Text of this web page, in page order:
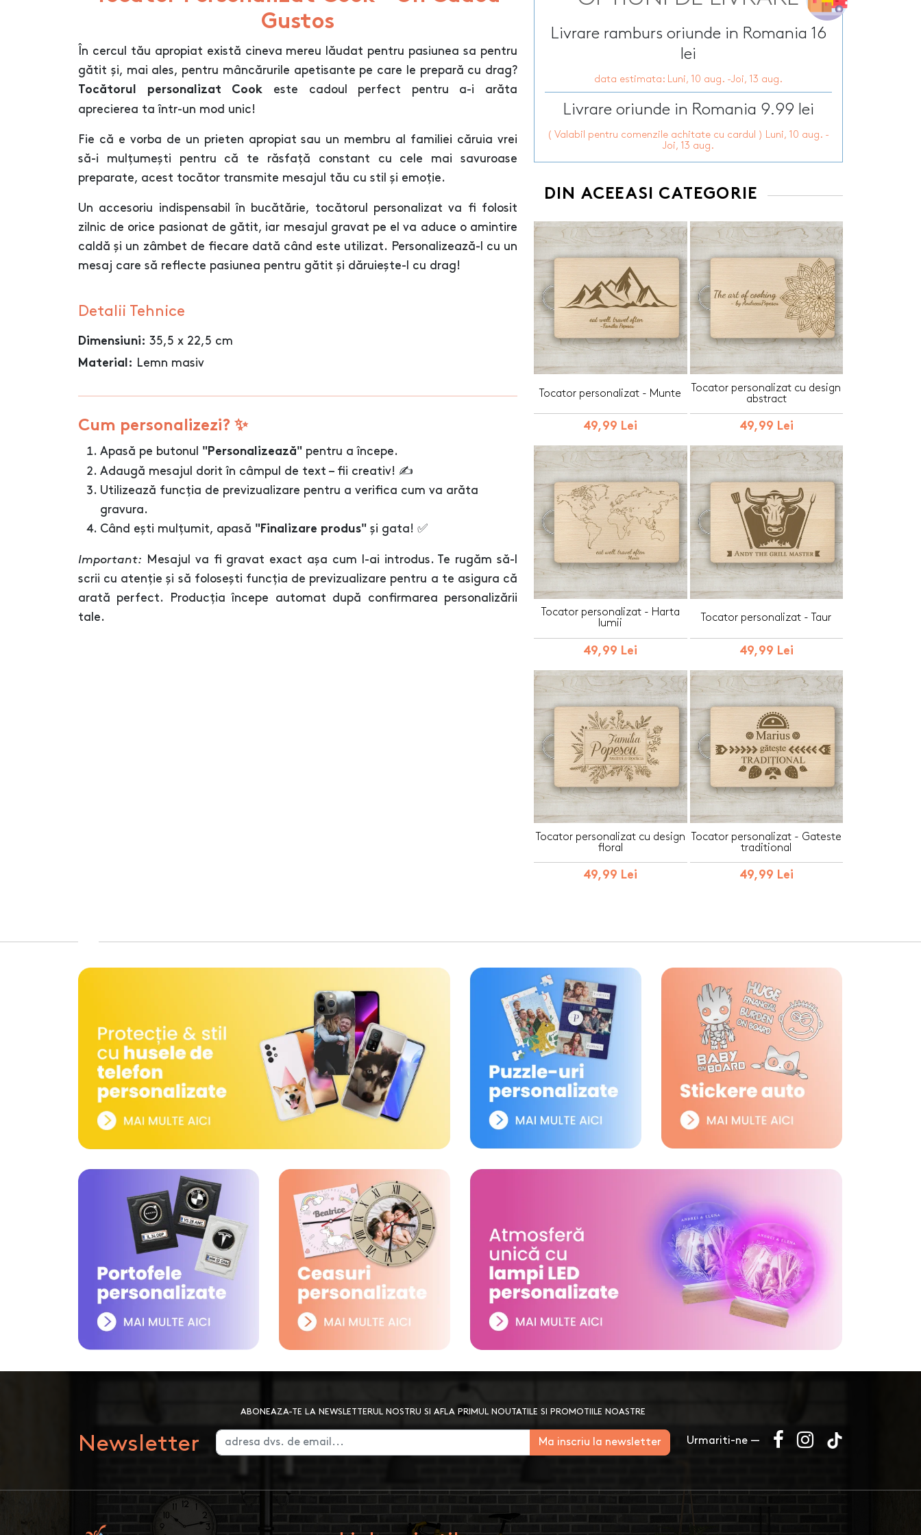
Gustos
În cercul tău apropiat există cineva mereu lăudat pentru pasiunea sa pentru
gătit și, mai ales, pentru mâncărurile apetisante pe care le prepară cu drag?
Tocătorul personalizat Cook este cadoul perfect pentru a-i arăta
aprecierea ta într-un mod unic!
Fie că e vorba de un prieten apropiat sau un membru al familiei căruia vrei
să-i mulțumești pentru că te răsfață constant cu cele mai savuroase
preparate, acest tocător transmite mesajul tău cu stil și emoție.
Un accesoriu indispensabil în bucătărie, tocătorul personalizat va fi folosit
zilnic de orice pasionat de gătit, iar mesajul gravat pe el va aduce o amintire
caldă și un zâmbet de fiecare dată când este utilizat. Personalizează-l cu un
mesaj care să reflecte pasiunea pentru gătit și dăruiește-l cu drag!
Detalii Tehnice
Dimensiuni: 35,5 x 22,5 cm
Material: Lemn masiv
Cum personalizezi? ✨
Apasă pe butonul "Personalizează" pentru a începe.
Adaugă mesajul dorit în câmpul de text – fii creativ! ✍️
Utilizează funcția de previzualizare pentru a verifica cum va arăta
gravura.
Când ești mulțumit, apasă "Finalizare produs" și gata! ✅
Important: Mesajul va fi gravat exact așa cum l-ai introdus. Te rugăm să-l
scrii cu atenție și să folosești funcția de previzualizare pentru a te asigura că
arată perfect. Producția începe automat după confirmarea personalizării
tale.
Livrare ramburs oriunde in Romania 16
lei
data estimata: Luni, 10 aug. -Joi, 13 aug.
Livrare oriunde in Romania 9.99 lei
( Valabil pentru comenzile achitate cu cardul ) Luni, 10 aug. -
Joi, 13 aug.
DIN ACEEASI CATEGORIE
Tocator personalizat - Munte
49,99 Lei
Tocator personalizat cu design
abstract
49,99 Lei
Tocator personalizat - Harta
lumii
49,99 Lei
Tocator personalizat - Taur
49,99 Lei
Tocator personalizat cu design
floral
49,99 Lei
Tocator personalizat - Gateste
traditional
49,99 Lei
Newsletter
ABONEAZA-TE LA NEWSLETTERUL NOSTRU SI AFLA PRIMUL NOUTATILE SI PROMOTIILE NOASTRE
Ma inscriu la newsletter Urmariti-ne —